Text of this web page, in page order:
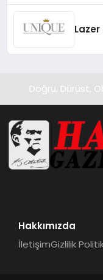
Doğru, Dürüst,
Hakkımızda
İletişimGizlilik